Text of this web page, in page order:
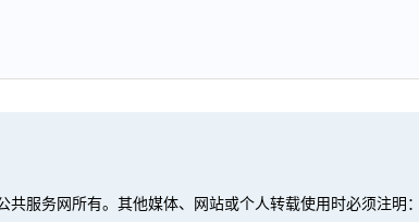
服务网所有。其他媒体、网站或个人转载使用时必须注明